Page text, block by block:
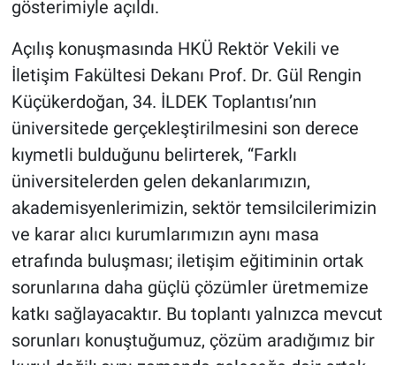
gösterimiyle açıldı.
Açılış konuşmasında HKÜ Rektör Vekili ve
İletişim Fakültesi Dekanı Prof. Dr. Gül Rengin
Küçükerdoğan, 34. İLDEK Toplantısı’nın
üniversitede gerçekleştirilmesini son derece
kıymetli bulduğunu belirterek, “Farklı
üniversitelerden gelen dekanlarımızın,
akademisyenlerimizin, sektör temsilcilerimizin
ve karar alıcı kurumlarımızın aynı masa
etrafında buluşması; iletişim eğitiminin ortak
sorunlarına daha güçlü çözümler üretmemize
katkı sağlayacaktır. Bu toplantı yalnızca mevcut
sorunları konuştuğumuz, çözüm aradığımız bir